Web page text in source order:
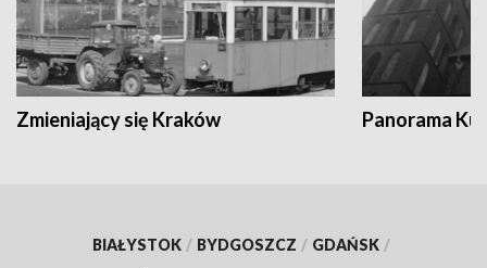
Zmieniający się Kraków Panorama
BIAŁYSTOK / BYDGOSZCZ / GDAŃSK /